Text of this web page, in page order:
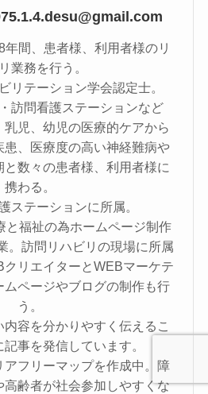
間、患者様、利用者様のリ
業務を行う。
リテーション学会認定士。
訪問看護ステーションなど
児、幼児の医療的ケアから
、医療度の高い神経難病や
数々の患者様、利用者様に
携わる。
ステーションに所属。
と福祉の為ホームページ制作
。訪問リハビリの現場に所属
クリエイターとWEBマーケテ
ムページやブログの制作も行
う。
容を分かりやすく伝えるこ
事を発信しています。
フリーマップを作成中。障
高齢者が社会参加しやすくな